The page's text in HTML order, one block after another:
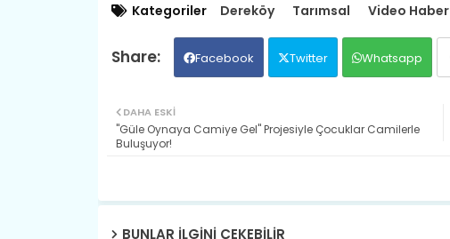
Kategoriler Dereköy Tarımsal Video Haber
Facebook Twitter Whatsapp
DAHA ESKI
"Güle Oynaya Camiye Gel" Projesiyle Çocuklar Camilerle
Buluşuyor!
BUNLAR ILGINI ÇEKEBILIR